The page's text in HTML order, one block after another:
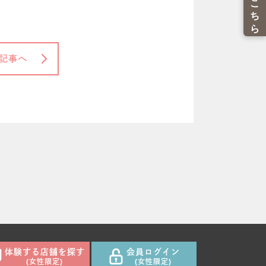
事へ
体験する店舗を探す
(女性限定)
会員ログイン
(女性限定)